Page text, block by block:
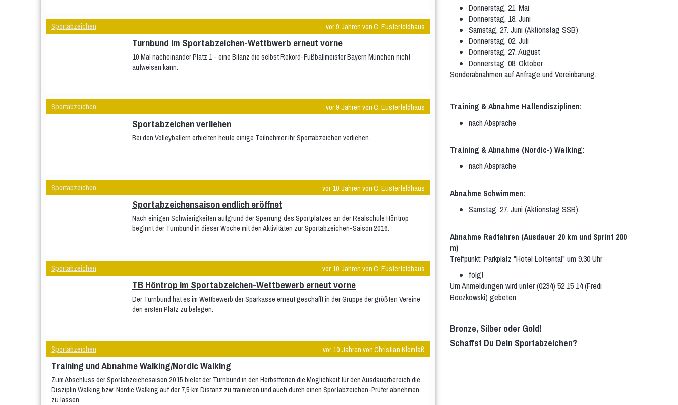
Sportabzeichen vor 9 Jahren von C. Eusterfeldhaus
Turnbund im Sportabzeichen-Wettbwerb erneut vorne
10 Mal nacheinander Platz 1 - eine Bilanz die selbst Rekord-Fußballmeister Bayern München nicht
aufweisen kann.
Sportabzeichen vor 9 Jahren von C. Eusterfeldhaus
Sportabzeichen verliehen
Bei den Volleyballern erhielten heute einige Teilnehmer ihr Sportabzeichen verliehen.
Sportabzeichen vor 10 Jahren von C. Eusterfeldhaus
Sportabzeichensaison endlich eröffnet
Nach einigen Schwierigkeiten aufgrund der Sperrung des Sportplatzes an der Realschule Höntrop
beginnt der Turnbund in dieser Woche mit den Aktivitäten zur Sportabzeichen-Saison 2016.
Sportabzeichen vor 10 Jahren von C. Eusterfeldhaus
TB Höntrop im Sportabzeichen-Wettbewerb erneut vorne
Der Turnbund hat es im Wettbewerb der Sparkasse erneut geschafft in der Gruppe der größten Vereine
den ersten Platz zu belegen.
Sportabzeichen vor 10 Jahren von Christian Klomfaß
Training und Abnahme Walking/Nordic Walking
Zum Abschluss der Sportabzeichesaison 2015 bietet der Turnbund in den Herbstferien die Möglichkeit für den Ausdauerbereich die
Disziplin Walking bzw. Nordic Walking auf der 7,5 km Distanz zu trainieren und auch durch einen Sportabzeichen-Prüfer abnehmen
zu lassen.
Donnerstag, 21. Mai
Donnerstag, 18. Juni
Samstag, 27. Juni (Aktionstag SSB)
Donnerstag, 02. Juli
Donnerstag, 27. August
Donnerstag, 08. Oktober
Sonderabnahmen auf Anfrage und Vereinbarung.
Training & Abnahme Hallendisziplinen:
nach Absprache
Training & Abnahme (Nordic-) Walking:
nach Absprache
Abnahme Schwimmen:
Samstag, 27. Juni (Aktionstag SSB)
Abnahme Radfahren (Ausdauer 20 km und Sprint 200
m)
Treffpunkt: Parkplatz "Hotel Lottental" um 9.30 Uhr
folgt
Um Anmeldungen wird unter (0234) 52 15 14 (Fredi
Boczkowski) gebeten.
Bronze, Silber oder Gold!
Schaffst Du Dein Sportabzeichen?